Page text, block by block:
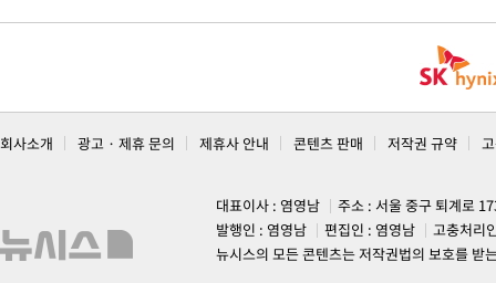
회사소개 광고 · 제휴 문의 제휴사 안내 콘텐츠 판매 저작권 규약
대표이사 : 염영남
주소 : 서울 중구 퇴계로
발행인 : 염영남
편집인 : 염영남
고충처리
뉴시스의 모든 콘텐츠는 저작권법의 보호를